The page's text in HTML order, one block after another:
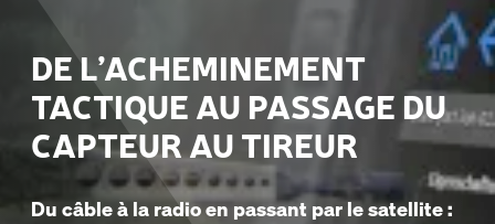
DE L’ACHEMINEMENT
TACTIQUE AU PASSAGE DU
CAPTEUR AU TIREUR
Du câble à la radio en passant par le satellite :